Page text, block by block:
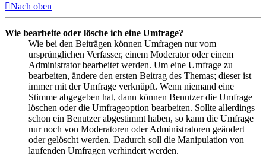
Nach oben
Wie bearbeite oder lösche ich eine Umfrage?
Wie bei den Beiträgen können Umfragen nur vom
ursprünglichen Verfasser, einem Moderator oder einem
Administrator bearbeitet werden. Um eine Umfrage zu
bearbeiten, ändere den ersten Beitrag des Themas; dieser ist
immer mit der Umfrage verknüpft. Wenn niemand eine
Stimme abgegeben hat, dann können Benutzer die Umfrage
löschen oder die Umfrageoption bearbeiten. Sollte allerdings
schon ein Benutzer abgestimmt haben, so kann die Umfrage
nur noch von Moderatoren oder Administratoren geändert
oder gelöscht werden. Dadurch soll die Manipulation von
laufenden Umfragen verhindert werden.